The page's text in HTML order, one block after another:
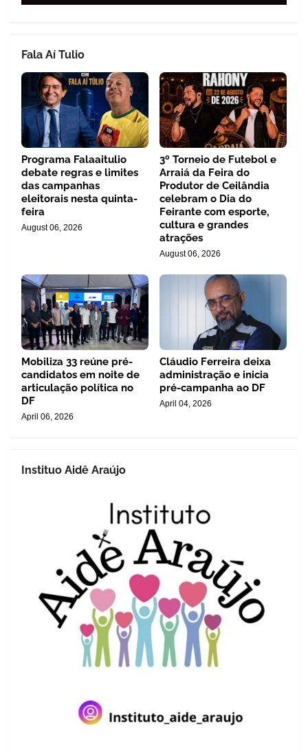
Fala Aí Tulio
Programa Falaaitulio
debate regras e limites
das campanhas
eleitorais nesta quinta-
feira
August 06, 2026
3º Torneio de Futebol e
Arraiá da Feira do
Produtor de Ceilândia
celebram o Dia do
Feirante com esporte,
cultura e grandes
atrações
August 06, 2026
Mobiliza 33 reúne pré-
candidatos em noite de
articulação política no
DF
April 06, 2026
Cláudio Ferreira deixa
administração e inicia
pré-campanha ao DF
April 04, 2026
Instituo Aidê Araújo